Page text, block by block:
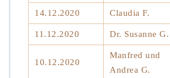
14.12.2020 Claudia F.
11.12.2020 Dr. Susanne G.
10.12.2020
Manfred und
Andrea G.